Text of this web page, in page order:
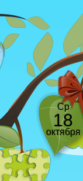
Ср
18
октября